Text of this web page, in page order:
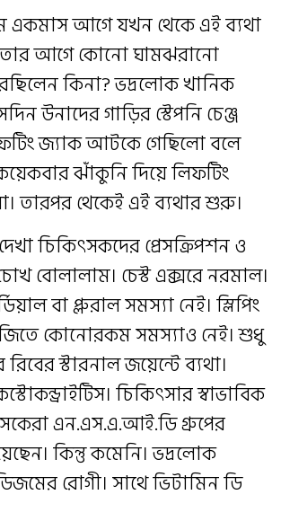
একমাস আগে যখন থেকে এই ব্যথা
আগে কোনো ঘামঝরানো
কিনা? ভদ্রলোক খানিক
উনাদের গাড়ির স্টেপনি চেঞ্জ
জ্যাক আটকে গেছিলো বলে
ঝাঁকুনি দিয়ে লিফটিং
তারপর থেকেই এই ব্যথার শুরু।
চিকিৎসকদের প্রেসক্রিপশন ও
বোলালাম। চেস্ট এক্সরে নরমাল।
বা প্লুরাল সমস্যা নেই। স্লিপিং
কোনোরকম সমস্যাও নেই। শুধু
স্টারনাল জয়েন্টে ব্যথা।
চিকিৎসার স্বাভাবিক
এন.এস.এ.আই.ডি গ্রুপের
কিন্তু কমেনি। ভদ্রলোক
রোগী। সাথে ভিটামিন ডি